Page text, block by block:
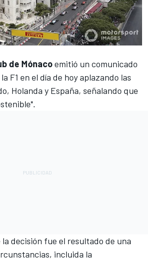
de Mónacoemitió un comunicado
F1 en el día de hoyaplazando las
Holanda y España, señalando que
la decisión fue el resultado de una
incluida la